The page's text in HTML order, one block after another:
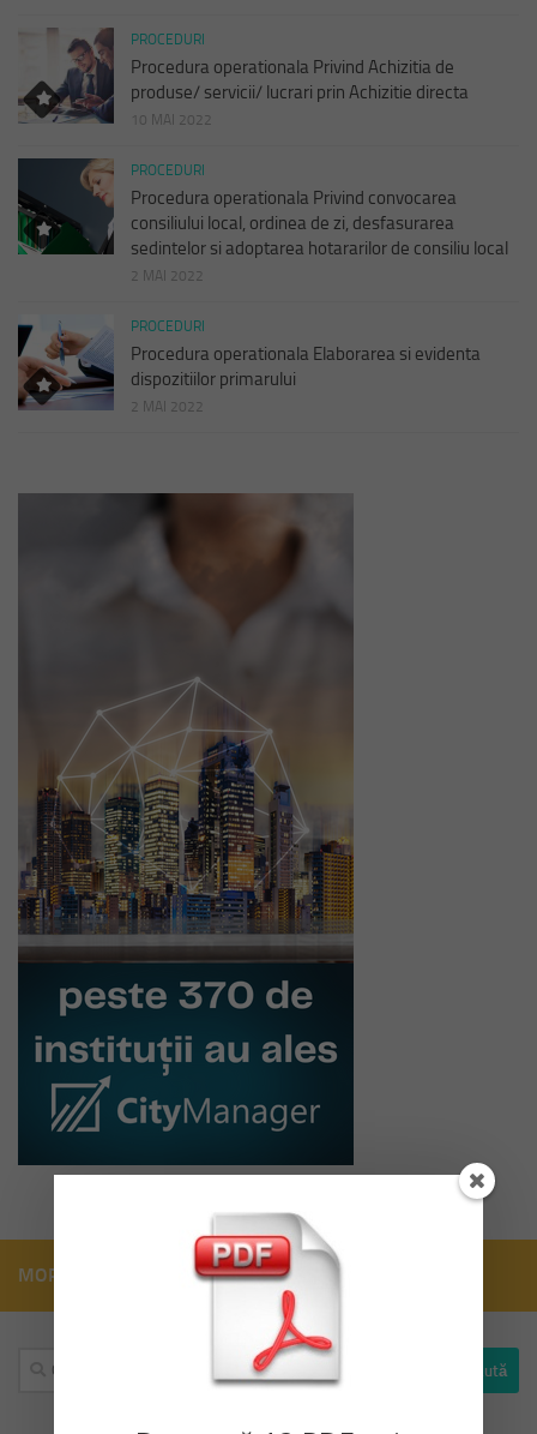
PROCEDURI
Procedura operationala Privind Achizitia de
produse/ servicii/ lucrari prin Achizitie directa
10 MAI 2022
PROCEDURI
Procedura operationala Privind convocarea
consiliului local, ordinea de zi, desfasurarea
sedintelor si adoptarea hotararilor de consiliu local
2 MAI 2022
PROCEDURI
Procedura operationala Elaborarea si evidenta
dispozitiilor primarului
2 MAI 2022
MORE
Caută